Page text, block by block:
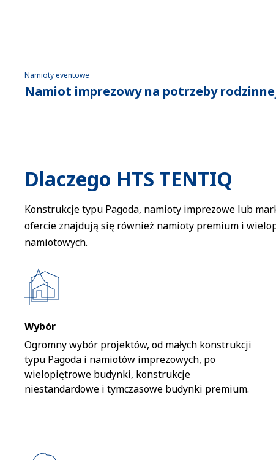
Namioty eventowe
Namiot imprezowy na potrzeby
Dlaczego HTS TENTIQ
Konstrukcje typu Pagoda, namioty imprezowe lub
ofercie znajdują się również namioty premium i
namiotowych.
Wybór
Ogromny wybór projektów, od małych konstrukcji
typu Pagoda i namiotów imprezowych, po
wielopiętrowe budynki, konstrukcje
niestandardowe i tymczasowe budynki premium.